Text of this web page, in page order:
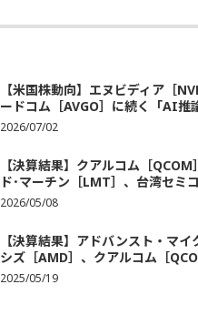
【米国株動向】エヌビディア［
ードコム［AVGO］に続く「AI推
2026/07/02
【決算結果】クアルコム［
ド･マーチン［LMT］、台湾セミ
2026/05/08
【決算結果】アドバンスト・マイ
シズ［AMD］、クアルコム［
2025/05/19